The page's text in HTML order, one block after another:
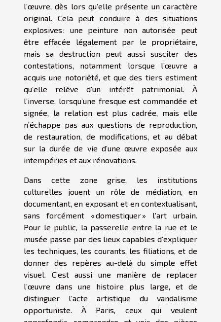
l’œuvre, dès lors qu’elle présente un caractère
original. Cela peut conduire à des situations
explosives : une peinture non autorisée peut
être effacée légalement par le propriétaire,
mais sa destruction peut aussi susciter des
contestations, notamment lorsque l’œuvre a
acquis une notoriété, et que des tiers estiment
qu’elle relève d’un intérêt patrimonial. À
l’inverse, lorsqu’une fresque est commandée et
signée, la relation est plus cadrée, mais elle
n’échappe pas aux questions de reproduction,
de restauration, de modifications, et au débat
sur la durée de vie d’une œuvre exposée aux
intempéries et aux rénovations.
Dans cette zone grise, les institutions
culturelles jouent un rôle de médiation, en
documentant, en exposant et en contextualisant,
sans forcément « domestiquer » l’art urbain.
Pour le public, la passerelle entre la rue et le
musée passe par des lieux capables d’expliquer
les techniques, les courants, les filiations, et de
donner des repères au-delà du simple effet
visuel. C’est aussi une manière de replacer
l’œuvre dans une histoire plus large, et de
distinguer l’acte artistique du vandalisme
opportuniste. À Paris, ceux qui veulent